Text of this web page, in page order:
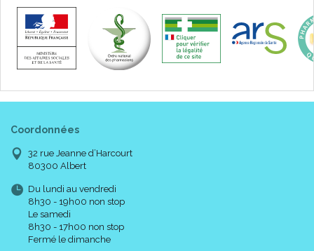
Coordonnées
32 rue Jeanne d’Harcourt
80300 Albert
Du lundi au vendredi
8h30 - 19h00 non stop
Le samedi
8h30 - 17h00 non stop
Fermé le dimanche